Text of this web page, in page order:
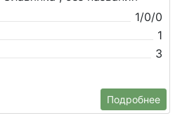
1/0/0
1
3
Подробнее